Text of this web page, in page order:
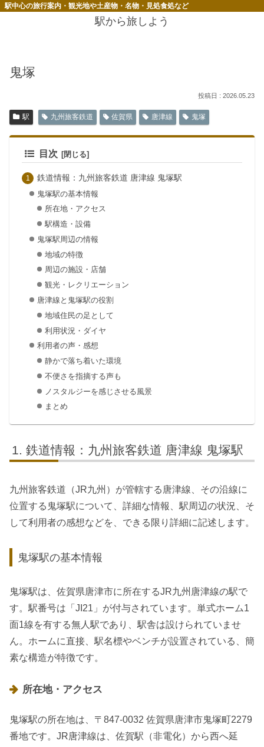
駅中心の旅行案内・観光地や土産物・名物・見処食処など
駅から旅しよう
鬼塚
2026.05.23
駅 九州旅客鉄道 佐賀県 唐津線 鬼塚
目次
鉄道情報：九州旅客鉄道 唐津線 鬼塚駅
鬼塚駅の基本情報
所在地・アクセス
駅構造・設備
鬼塚駅周辺の情報
地域の特徴
周辺の施設・店舗
観光・レクリエーション
唐津線と鬼塚駅の役割
地域住民の足として
利用状況・ダイヤ
利用者の声・感想
静かで落ち着いた環境
不便さを指摘する声も
ノスタルジーを感じさせる風景
まとめ
鉄道情報：九州旅客鉄道 唐津線 鬼塚駅
九州旅客鉄道（JR九州）が管轄する唐津線、その沿線に
位置する鬼塚駅について、詳細な情報、駅周辺の状況、そ
して利用者の感想などを、できる限り詳細に記述します。
鬼塚駅の基本情報
鬼塚駅は、佐賀県唐津市に所在するJR九州唐津線の駅で
す。駅番号は「JI21」が付与されています。単式ホーム1
面1線を有する無人駅であり、駅舎は設けられていませ
ん。ホームに直接、駅名標やベンチが設置されている、簡
素な構造が特徴です。
所在地・アクセス
鬼塚駅の所在地は、〒847-0032 佐賀県唐津市鬼塚町2279
番地です。JR唐津線は、佐賀駅（非電化）から西へ延